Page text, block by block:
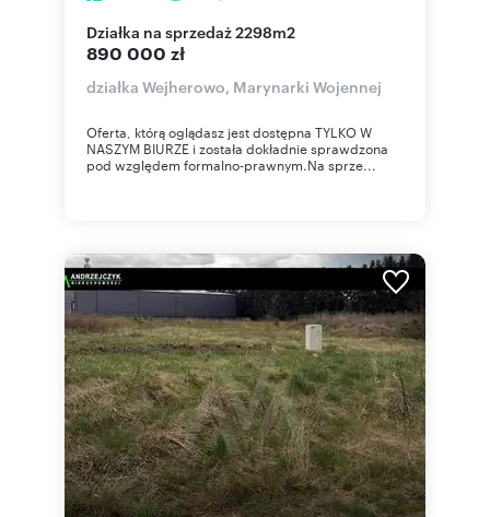
działka na sprzedaż 2298m2
890 000 zł
działka Wejherowo, Marynarki Wojennej
Oferta, którą oglądasz jest dostępna TYLKO W
NASZYM BIURZE i została dokładnie sprawdzona
pod względem formalno-prawnym.Na sprze...